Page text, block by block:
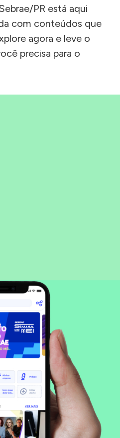
PR está aqui
com conteúdos que
agora e leve o
precisa para o